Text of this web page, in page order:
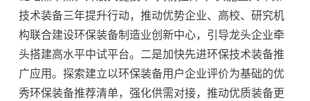
技术装备三年提升行动，推动优势企业、高校、研究机
构联合建设环保装备制造业创新中心，引导龙头企业牵
头搭建高水平中试平台。二是加快先进环保技术装备推
广应用。探索建立以环保装备用户企业评价为基础的优
秀环保装备推荐清单，强化供需对接，推动优质装备更